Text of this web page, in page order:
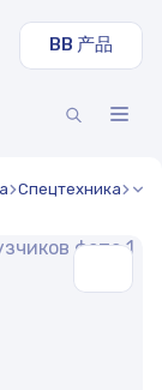
BB 产品
Спецтехника